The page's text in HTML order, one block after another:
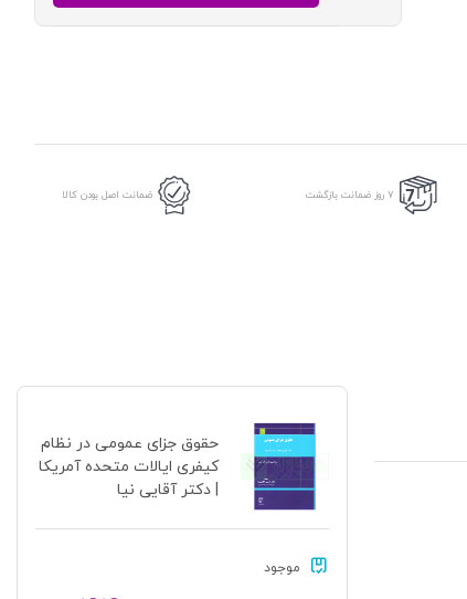
عمومی
آمریکا
دکتر 7 روز ضمانت بازگشت ضمانت اصل بودن کالا
حقوق جزای عمومی در نظام
کیفری ایالات متحده آمریکا
| دکتر آقایی نیا
موجود